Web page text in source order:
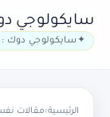
سايكولوجي
سايكولوجي دوك :
الرئيسية›مقالات